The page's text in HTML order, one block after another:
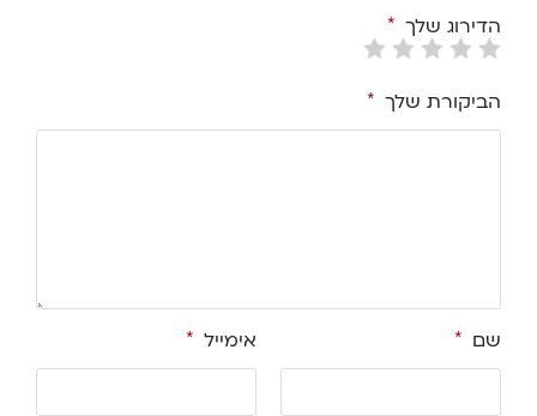
הדירוג שלך *
הביקורת שלך *
שם * אימייל *